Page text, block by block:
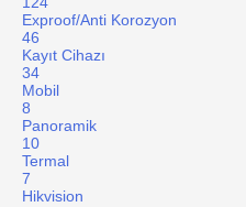
Exproof/Anti Korozyon
46
Kayıt Cihazı
34
Mobil
8
Panoramik
10
Termal
7
Hikvision